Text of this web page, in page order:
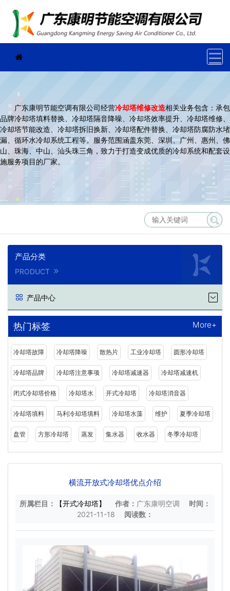
广东康明节能空调有限公司经营冷却塔维修改造相关业务包含：承包
品牌冷却塔填料替换、冷却塔隔音降噪、冷却塔效率提升、冷却塔维修、
冷却塔节能改造、冷却塔拆旧换新、冷却塔配件替换、冷却塔防腐防水堵
漏、循环水冷却系统工程等。服务范围涵盖东莞、深圳、广州、惠州、佛
山、珠海、中山、汕头珠三角，致力于打造变成优质的冷却系统和配套设
施服务项目的厂家。
产品分类
PRODUCT
产品中心
热门标签 More+
冷却塔故障 冷却塔降噪 散热片 工业冷却塔 圆形冷却塔
冷却塔品牌 冷却塔注意事项 冷却塔减速器 冷却塔减速机
闭式冷却塔价格 冷却塔水 开式冷却塔 冷却塔消音器
冷却塔填料 马利冷却塔填料 冷却塔水藻 维护 夏季冷却塔
盘管 方形冷却塔 蒸发 集水器 收水器 冬季冷却塔
横流开放式冷却塔优点介绍
所属栏目： 【开式冷却塔】 作者： 广东康明空调
时间：
2021-11-18
阅读数：